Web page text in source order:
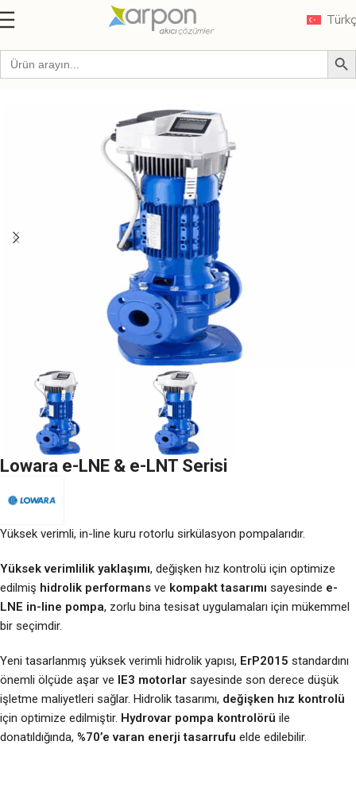
Ana Sayfa Markalar
Lowara e-LNE & e-LNT Serisi
Yüksek verimli, in-line kuru rotorlu sirkülasyon pompalarıdır.
Yüksek verimlilik yaklaşımı, değişken hız kontrolü için optimize
edilmiş hidrolik performans ve kompakt tasarımı sayesinde e-
LNE in-line pompa, zorlu bina tesisat uygulamaları için mükemmel
bir seçimdir.
Yeni tasarlanmış yüksek verimli hidrolik yapısı, ErP2015 standardını
önemli ölçüde aşar ve IE3 motorlar sayesinde son derece düşük
işletme maliyetleri sağlar. Hidrolik tasarımı, değişken hız kontrolü
için optimize edilmiştir. Hydrovar pompa kontrolörü ile
donatıldığında, %70’e varan enerji tasarrufu elde edilebilir.